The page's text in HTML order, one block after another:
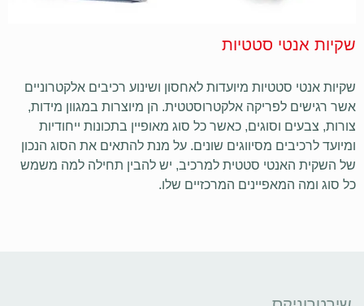
שקיות אנטי סטטיות
שקיות אנטי סטטיות מיועדות לאחסון ושינוע רכיבים אלקטרוניים
אשר רגישים לפריקה אלקטרוסטטית. הן מיוצרות במגוון מידות,
צורות, צבעים וסוגים, כאשר כל סוג מאופיין בתכונות ייחודיות
ומיועד לרכיבים מסיווגים שונים. על מנת להתאים את הסוג הנכון
של השקית האנטי סטטית למרכיב, יש להבין תחילה למה משמש
כל סוג ומה המאפיינים המרכזיים שלו.